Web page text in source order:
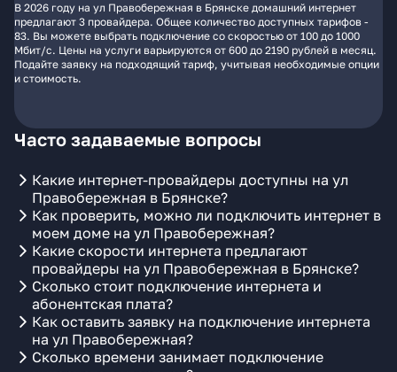
В 2026 году на ул Правобережная в Брянске домашний интернет
предлагают 3 провайдера. Общее количество доступных тарифов -
83. Вы можете выбрать подключение со скоростью от 100 до 1000
Мбит/с. Цены на услуги варьируются от 600 до 2190 рублей в месяц.
Подайте заявку на подходящий тариф, учитывая необходимые опции
и стоимость.
Часто задаваемые вопросы
Какие интернет-провайдеры доступны на ул
Правобережная в Брянске?
Как проверить, можно ли подключить интернет в
моем доме на ул Правобережная?
Какие скорости интернета предлагают
провайдеры на ул Правобережная в Брянске?
Сколько стоит подключение интернета и
абонентская плата?
Как оставить заявку на подключение интернета
на ул Правобережная?
Сколько времени занимает подключение